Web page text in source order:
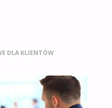
DLA KLIENTÓW